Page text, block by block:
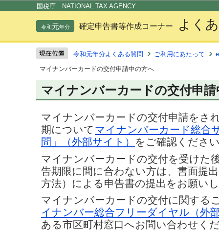
国税庁 NATIONAL TAX AGENCY
令和元年分 確定申告書等作成コーナー よく
令和元年分よくある質問 ご利用にあたって
マイナンバーカードの交付申請中の方へ
マイナンバーカードの交付申
マイナンバーカードの交付申請をさ
期について マイナンバーカード総合
問」（外部サイト） をご確認くださ
マイナンバーカードの交付を受けた
告期限に間に合わない方は、書面提
方法）による申告書の提出をお願い
マイナンバーカードの交付に関する
イナンバー総合フリーダイヤル（外
ある市区町村窓口へお問い合わせく